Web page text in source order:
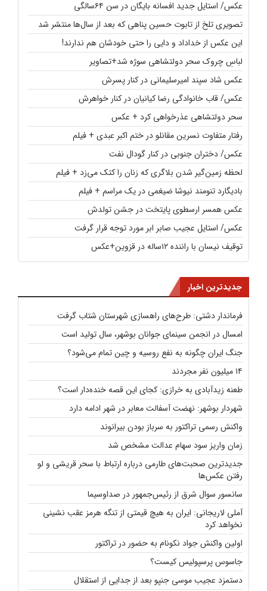
عکس/ استایل جدید افسانه بایگان در سن ۶۴سالگی
تصویری تلخ از تابوت حسین پناهی که بعد از سال‌ها منتشر شد
این عکس از خداداد و دایی را حتی خودشان هم ندارند!
لباسِ چروک سحر دولتشاهی سوژه شد+تصاویر
عکس شاد سپند امیرسلیمانی در کنار پسرش
عکس/ قاب خانوادگی رضا کیانیان در کنار خواهرش
سحر دولتشاهی عذرخواهی کرد + عکس
رفتار متفاوت نسرین مقانلو در ختم اکبر عبدی + فیلم
عکس/ دختران جنوبی در کنار گودال نفت
لحظه زمین‌گیر شدن بلاگری که زنان را کتک می‌زد + فیلم
بادیگارد تنومند نیوشا ضیغمی در یک مراسم + فیلم
عکس همسر ارسطوی پایتخت در جشن تولدش
عکس/ استایل عجیب صابر ابر مورد توجه قرار گرفت
توقیف نیسان با راننده ۱۲ساله در قزوین+عکس
جدیدترین اخبار
فرماندار دشتی: طرح‌های راهسازی شهرستان شتاب گرفت
امسال در انجمن سینمای جوانان بوشهر، سال تولید است
جنگ ایران چگونه به نفع روسیه و چین تمام می‌شود؟
۱۴ میلیون نفر مجردند
طعنه زیدآبادی به خرازی: کجای این قصه خنده‌دار است؟
شهردار بوشهر: نهضت آسفالت معابر در شهر ادامه دارد
واکنش رسمی تراکتور به سرباز بودن بیرانوند
زمان واریز سود سهام عدالت مشخص شد
جدیدترین صحبت‌های طارمی درباره ارتباط با سحر قریشی و لو
رفتن عکس‌ها
سانسور سوال شرق از رئیس‌جمهور در صداوسیما
آملی لاریجانی: ایران به هیچ قیمتی از تنگه هرمز عقب نشینی
نخواهد کرد
اولین واکنش جواد نکونام به حضور در تراکتور
جاسوس پرسپولیس کیست؟
دستمزد عجیب موسی جنپو بعد از جدایی از استقلال